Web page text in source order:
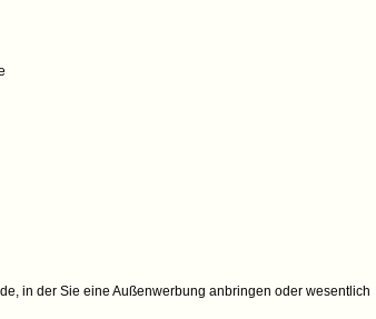
in der Sie eine Außenwerbung anbringen oder wesentlich